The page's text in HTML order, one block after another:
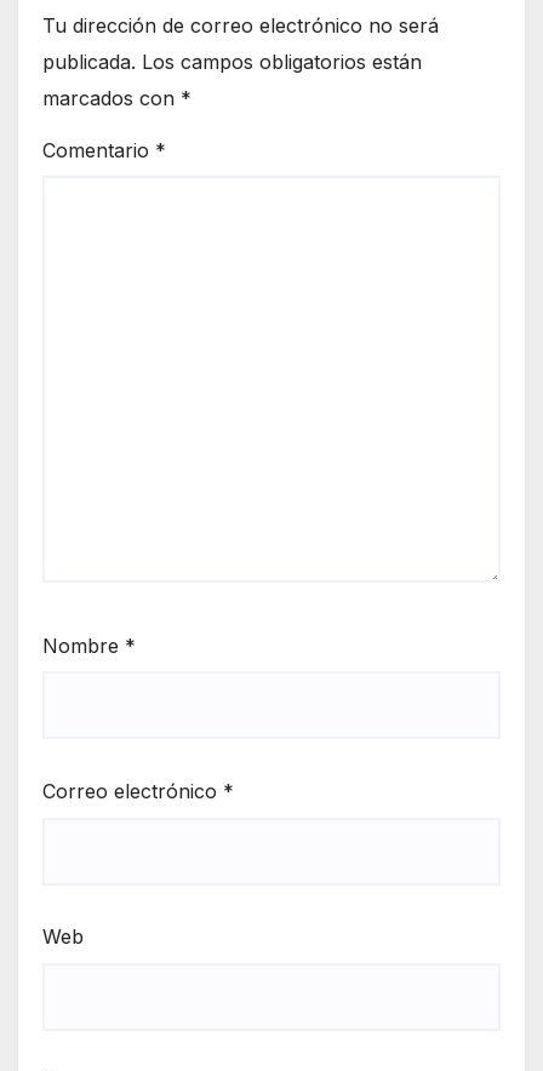
Tu dirección de correo electrónico no será
publicada. Los campos obligatorios están
marcados con *
Comentario *
Nombre *
Correo electrónico *
Web